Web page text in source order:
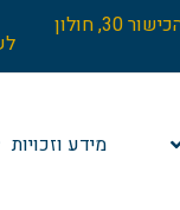
הנהלה: בניין וורקר רח' הכישור 30, חולון
מידע וזכויות